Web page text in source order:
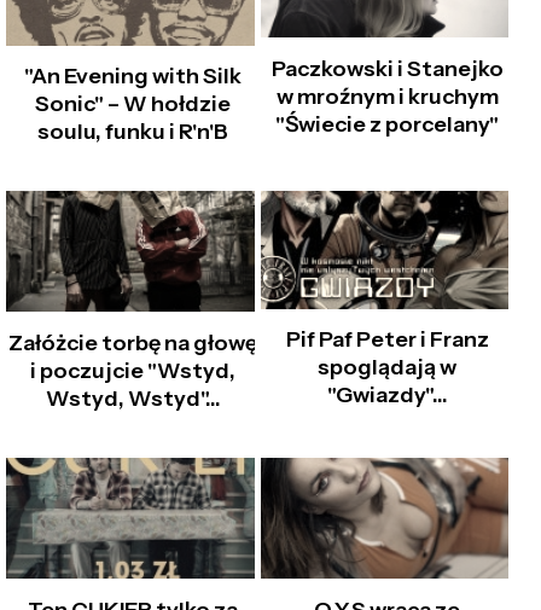
"An Evening with Silk
Sonic" – W hołdzie
soulu, funku i R'n'B
Paczkowski i Stanejko
w mroźnym i kruchym
"Świecie z porcelany"
Załóżcie torbę na głowę
i poczujcie "Wstyd,
Wstyd, Wstyd"…
Pif Paf Peter i Franz
spoglądają w
"Gwiazdy"...